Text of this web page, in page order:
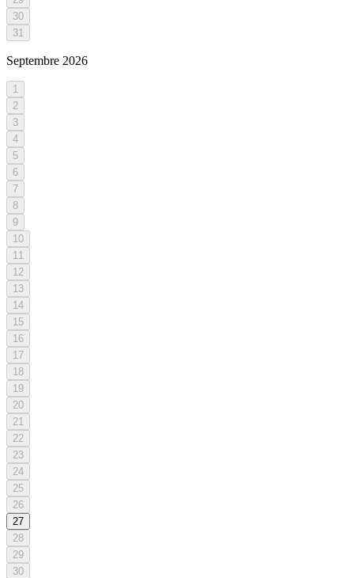
30
31
Septembre 2026
1
2
3
4
5
6
7
8
9
10
11
12
13
14
15
16
17
18
19
20
21
22
23
24
25
26
27
28
29
30